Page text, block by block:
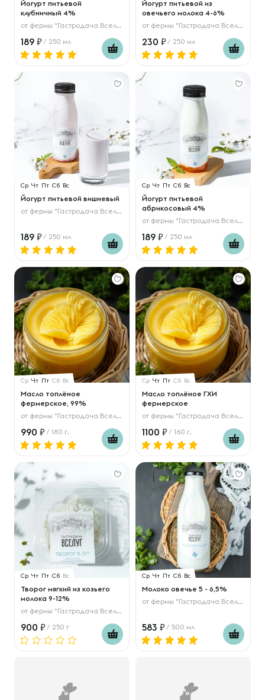
Йогурт питьевой
клубничный 4%
от фермы "Гастродача Вселуг"
189 / 250 мл
Йогурт питьевой из
овечьего молока 4-6%
от фермы "Гастродача Вселуг"
230 / 250 мл
Ср Чт Пт Сб Вс
Йогурт питьевой вишневый
от фермы "Гастродача Вселуг"
189 / 250 мл
Ср Чт Пт Сб Вс
Йогурт питьевой
абрикосовый 4%
от фермы "Гастродача Вселуг"
189 / 250 мл
Ср Чт Пт Сб Вс
Масло топлёное
фермерское, 99%
от фермы "Гастродача Вселуг"
990 / 180 г.
Ср Чт Пт Сб Вс
Масло топлёное ГХИ
фермерское
от фермы "Гастродача Вселуг"
1100 / 160 г.
Ср Чт Пт Сб Вс
Творог мягкий из козьего
молока 9-12%
от фермы "Гастродача Вселуг"
900 / 250 г
Ср Чт Пт Сб Вс
Молоко овечье 5 - 6,5%
от фермы "Гастродача Вселуг"
583 / 500 мл